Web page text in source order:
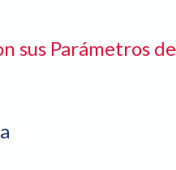
sus Parámetros de